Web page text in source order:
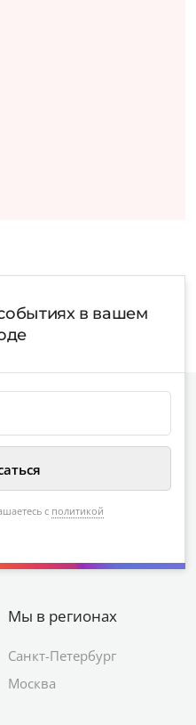
в вашем
с политикой
Мы в регионах
Санкт-Петербург
Москва